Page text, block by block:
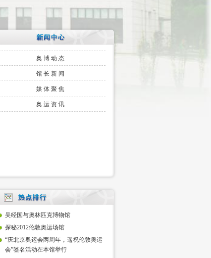
奥博动态
馆长新闻
媒体聚焦
奥运资讯
吴经国与奥林匹克博物馆
探秘2012伦敦奥运场馆
“庆北京奥运会两周年，遥祝伦敦奥运
会”签名活动在本馆举行